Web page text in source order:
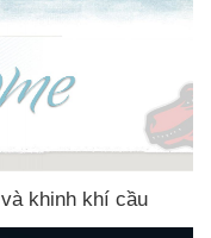
và khinh khí cầu